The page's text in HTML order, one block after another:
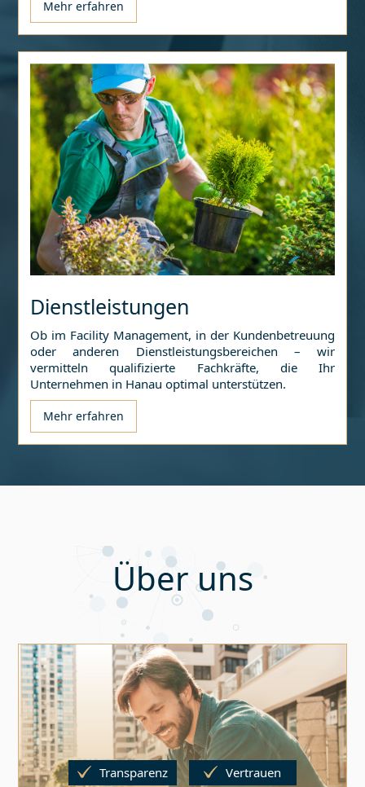
Mehr erfahren
Dienstleistungen
Ob im Facility Management, in der Kundenbetreuung
oder anderen Dienstleistungsbereichen – wir
vermitteln qualifizierte Fachkräfte, die Ihr
Unternehmen in Hanau optimal unterstützen.
Mehr erfahren
Über uns
Transparenz Vertrauen